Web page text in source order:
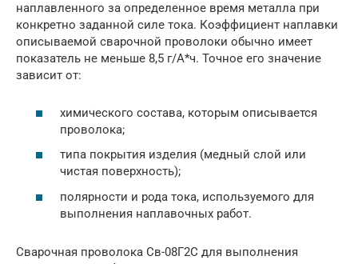
наплавленного за определенное время металла при
конкретно заданной силе тока. Коэффициент наплавки
описываемой сварочной проволоки обычно имеет
показатель не меньше 8,5 г/А*ч. Точное его значение
зависит от:
химического состава, которым описывается
проволока;
типа покрытия изделия (медный слой или
чистая поверхность);
полярности и рода тока, используемого для
выполнения наплавочных работ.
Сварочная проволока Св-08Г2С для выполнения